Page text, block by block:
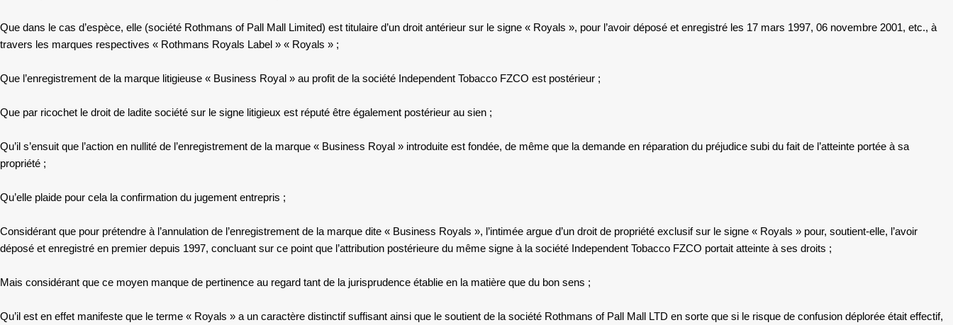
Que dans le cas d’espèce, elle (société Rothmans of Pall Mall Limited) est titulaire d’un droit antérieur sur le signe « Royals », pour l’avoir déposé et enregistré les 17 mars 1997, 06 novembre 2001, etc., à
travers les marques respectives « Rothmans Royals Label » « Royals » ;
Que l’enregistrement de la marque litigieuse « Business Royal » au profit de la société Independent Tobacco FZCO est postérieur ;
Que par ricochet le droit de ladite société sur le signe litigieux est réputé être également postérieur au sien ;
Qu’il s’ensuit que l’action en nullité de l’enregistrement de la marque « Business Royal » introduite est fondée, de même que la demande en réparation du préjudice subi du fait de l’atteinte portée à sa
propriété ;
Qu’elle plaide pour cela la confirmation du jugement entrepris ;
Considérant que pour prétendre à l’annulation de l’enregistrement de la marque dite « Business Royals », l’intimée argue d’un droit de propriété exclusif sur le signe « Royals » pour, soutient-elle, l’avoir
déposé et enregistré en premier depuis 1997, concluant sur ce point que l’attribution postérieure du même signe à la société Independent Tobacco FZCO portait atteinte à ses droits ;
Mais considérant que ce moyen manque de pertinence au regard tant de la jurisprudence établie en la matière que du bon sens ;
Qu’il est en effet manifeste que le terme « Royals » a un caractère distinctif suffisant ainsi que le soutient de la société Rothmans of Pall Mall LTD en sorte que si le risque de confusion déplorée était effectif,